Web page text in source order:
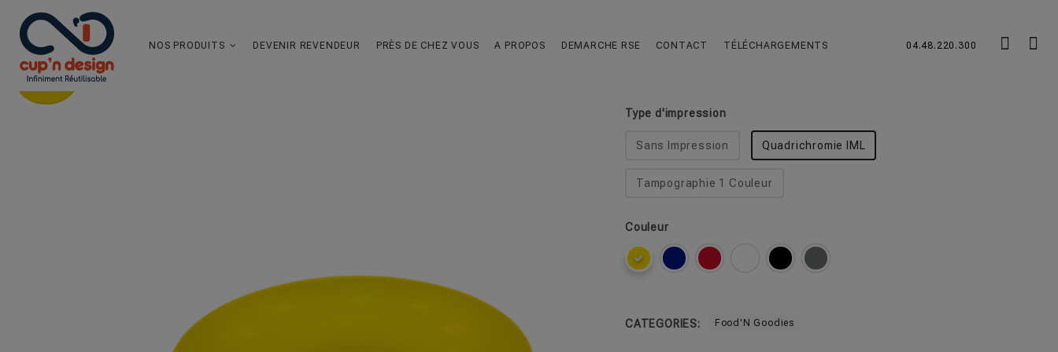
NOS PRODUITS DEVENIR REVENDEUR PRÈS DE CHEZ VOUS A PROPOS DEMARCHE RSE CONTACT TÉLÉCHARGEMENTS 04.48.220.300
Assiette Ronde Creuse chevron_leftchevron_right
Type d'impression
Sans Impression Quadrichromie IML
Tampographie 1 Couleur
Couleur
CATEGORIES: Food'N Goodies